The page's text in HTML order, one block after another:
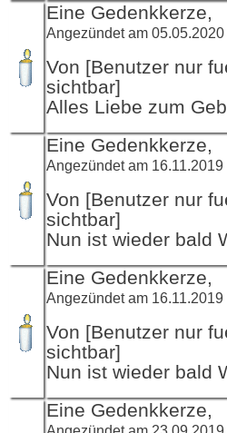
Eine Gedenkkerze,
Angezündet am
Von [Benutzer nur
sichtbar]
Alles Liebe zum
Eine Gedenkkerze,
Angezündet am
Von [Benutzer nur
sichtbar]
Nun ist wieder bald
Eine Gedenkkerze,
Angezündet am
Von [Benutzer nur
sichtbar]
Nun ist wieder bald
Eine Gedenkkerze,